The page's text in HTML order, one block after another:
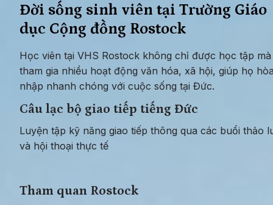
Đời sống sinh viên tại Trường Giáo
dục Cộng đồng Rostock
Học viên tại VHS Rostock không chỉ được học tập
tham gia nhiều hoạt động văn hóa, xã hội, giúp họ
nhập nhanh chóng với cuộc sống tại Đức.
Câu lạc bộ giao tiếp tiếng Đức
Luyện tập kỹ năng giao tiếp thông qua các buổi thảo
và hội thoại thực tế
Tham quan Rostock